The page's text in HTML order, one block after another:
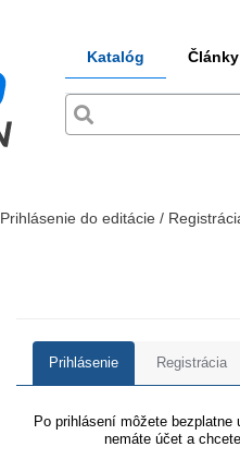
Katalóg Články
Prihlásenie do editácie /
Prihlásenie Registrácia
Po prihlásení môžete
nemáte účet a